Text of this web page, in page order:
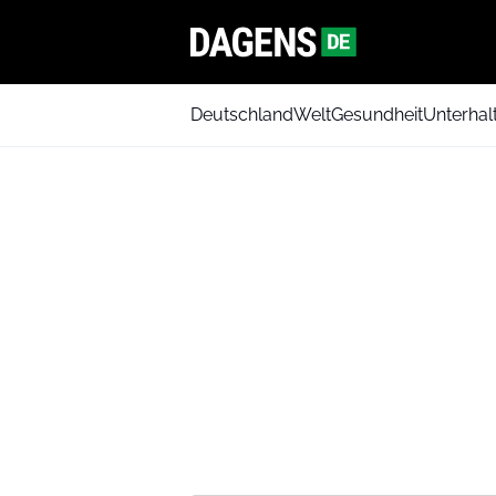
DeutschlandWeltGesundheit